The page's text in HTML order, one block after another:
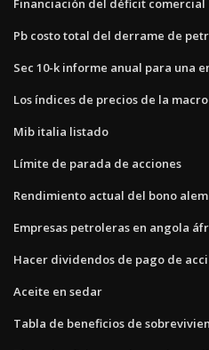
Financiación del déficit comercial
Pb costo total del derrame de
Sec 10-k informe anual para una
Los índices de precios de la
Mib italia listado
Límite de parada de acciones
Rendimiento actual del bono
Empresas petroleras en angola
Hacer dividendos de pago de
Aceite en sedar
Tabla de beneficios de